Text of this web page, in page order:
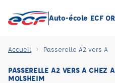
Auto-école ECF
Accueil Passerelle A2 vers A
PASSERELLE A2 VERS A CHEZ
MOLSHEIM